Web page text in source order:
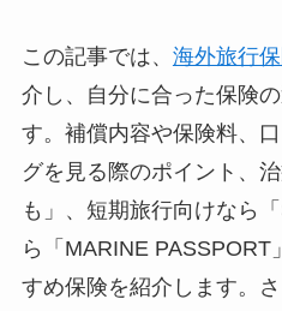
この記事では、 海外旅行
介し、自分に合った保険
す。補償内容や保険料、
グを見る際のポイント、
も」、短期旅行向けなら
ら「MARINE
すめ保険を紹介します。